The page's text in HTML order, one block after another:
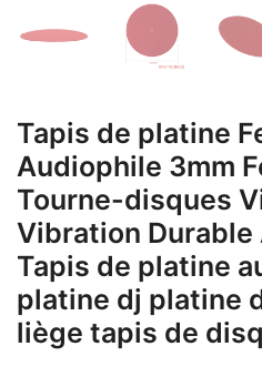
Tapis de platine
Audiophile 3mm
Tourne-disques
Vibration
Tapis de platine
platine dj platine
liège tapis de